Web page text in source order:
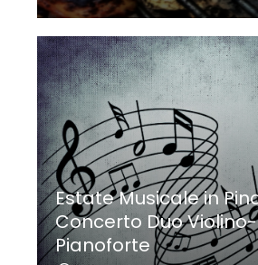
Estate Musicale in
Concerto Duo Violino-
Pianoforte